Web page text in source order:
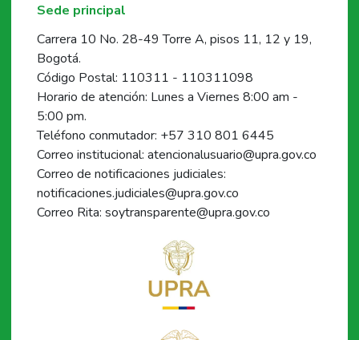
Sede principal
Carrera 10 No. 28-49 Torre A, pisos 11, 12 y 19,
Bogotá.
Código Postal: 110311 - 110311098
Horario de atención: Lunes a Viernes 8:00 am -
5:00 pm.
Teléfono conmutador: +57 310 801 6445
Correo institucional: atencionalusuario@upra.gov.co
Correo de notificaciones judiciales:
notificaciones.judiciales@upra.gov.co
Correo Rita: soytransparente@upra.gov.co